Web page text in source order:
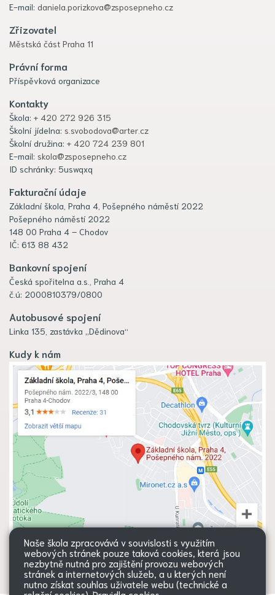
E-mail: daniela.porizkova@zsposepneho.cz
Zřizovatel
Městská část Praha 11
Právní forma
Příspěvková organizace
Kontakty
Škola: + 420 272 926 315
Školní jídelna: s.svobodova@arter.cz
Školní družina: + 420 724 239 801
E-mail: skola@zsposepneho.cz
ID schránky: 5uswqxq
Fakturační údaje
Základní škola, Praha 4, Pošepného náměstí 2022
Pošepného náměstí 2022
148 00 Praha 4 – Chodov
IČ: 613 88 432
Bankovní spojení
Česká spořitelna a.s., Praha 4
č.ú: 2000810379/0800
Autobusové spojení
Linka 135, zastávka „Dědinova“
Kudy k nám
Naše škola zpracovává v souvislosti s využitím
webových stránek pouze taková cookies, která jsou
nezbytně nutná pro zajištění provozu webových
stránek a internetových služeb, a u kterých není
nutno získat souhlas uživatele webu (technické a